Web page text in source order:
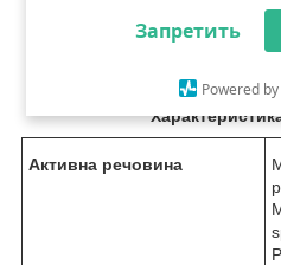
Запретить
Powered
—
ґрунтовими шкідниками:
жука, що зимують
Активна речовина